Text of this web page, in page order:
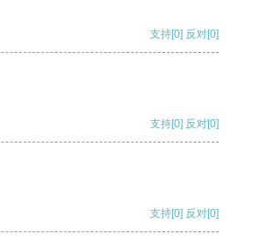
支持[0] 反对[0]
支持[0] 反对[0]
支持[0] 反对[0]